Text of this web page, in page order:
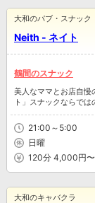
Neith - ネイト
大和のパブ・スナック
鶴間のスナック
美人なママとお店自慢
ト」スナックならで
21:00～5:00
日曜
120分 4,000円〜
大和のキャバクラ